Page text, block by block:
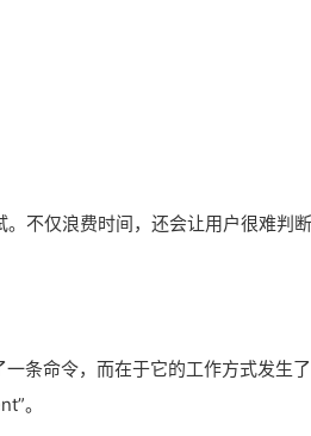
不仅浪费时间，还会让用户很难判
条命令，而在于它的工作方式发生
。